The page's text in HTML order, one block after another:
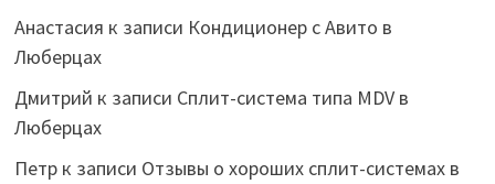
Анастасия к записи Кондиционер с Авито в
Люберцах
Дмитрий к записи Сплит-система типа MDV в
Люберцах
Петрк записи Отзывы о хороших сплит-системах в